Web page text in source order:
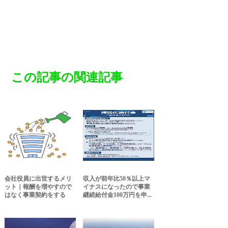
この記事の関連記事
会社役員に出世するメリ
ット｜報酬を増やすので
はなく事業契約をする
収入が前年比50％以上マ
イナスになったので事業
継続給付金100万円を申...